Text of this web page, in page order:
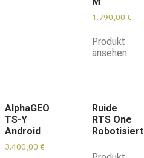
1.790,00 €
Produkt
ansehen
AlphaGEO
TS-Y
Android
3.400,00 €
Ruide
RTS One
Robotisiert